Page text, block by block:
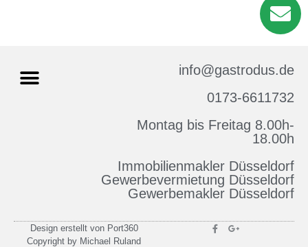
info@gastrodus.de
0173-6611732
Montag bis Freitag 8.00h-
18.00h
Immobilienmakler Düsseldorf
Gewerbevermietung Düsseldorf
Gewerbemakler Düsseldorf
Design erstellt von Port360
Copyright by Michael Ruland